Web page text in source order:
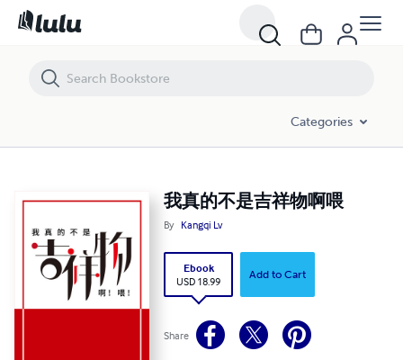
Categories
我真的不是吉祥物啊喂
By Kangqi Lv
Ebook
USD 18.99
Add to Cart
Share
我真的不是吉祥物啊喂